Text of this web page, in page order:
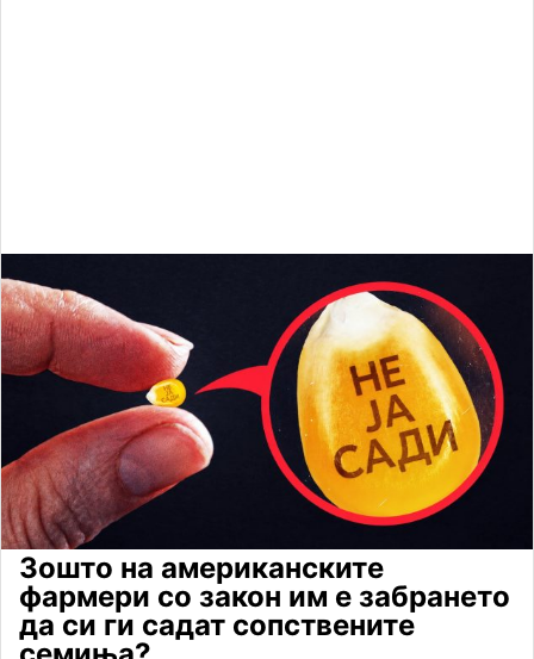
Зошто на американските
фармери со закон им е забрането
да си ги садат сопствените